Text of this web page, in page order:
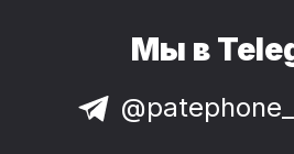
Мы в